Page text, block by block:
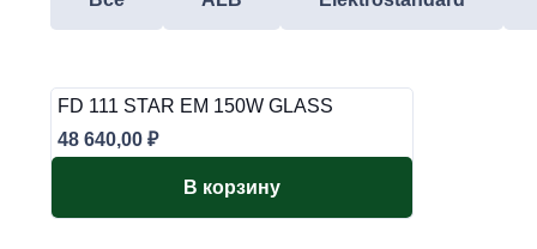
FD 111 STAR EM 150W GLASS
48 640,00 ₽
В корзину